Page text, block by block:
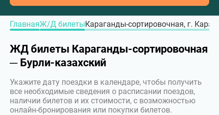
ГлавнаяЖ/Д билетыКараганды-сортировочная, г.
ЖД билеты Караганды-сортировочная
─ Бурли-казахский
Укажите дату поездки в календаре, чтобы получить
все необходимые сведения о расписании поездов,
наличии билетов и их стоимости, с возможностью
онлайн-бронирования или покупки билетов.